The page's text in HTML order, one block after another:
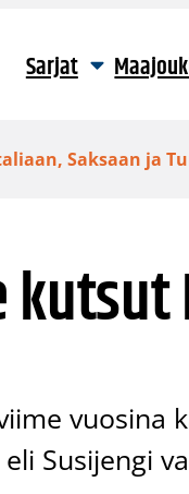
Sarjat
Saksaan ja
vuosina
Susijengi